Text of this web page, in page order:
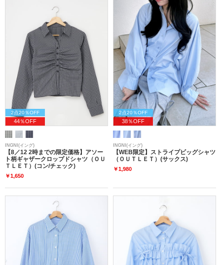
2点20％OFF
44％OFF
INGNI(イング)
【8／12 2時までの限定価格】アソー
ト柄ギャザークロップドシャツ（ＯＵ
ＴＬＥＴ）(コン/チェック)
￥1,650
2点20％OFF
38％OFF
INGNI(イング)
【WEB限定】ストライプビッグシャツ
（ＯＵＴＬＥＴ）(サックス)
￥1,980